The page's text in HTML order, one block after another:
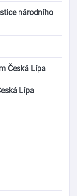
národního
Česká Lípa
Lípa